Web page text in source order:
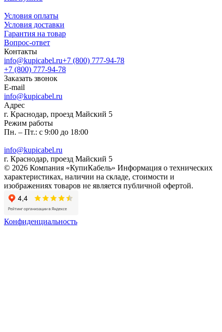
Условия оплаты
Условия доставки
Гарантия на товар
Вопрос-ответ
Контакты
info@kupicabel.ru+7 (800) 777-94-78
+7 (800) 777-94-78
Заказать звонок
E-mail
info@kupicabel.ru
Адрес
г. Краснодар, проезд Майский 5
Режим работы
Пн. – Пт.: с 9:00 до 18:00
info@kupicabel.ru
г. Краснодар, проезд Майский 5
© 2026 Компания «КупиКабель» Информация о технических
характеристиках, наличии на складе, стоимости и
изображениях товаров не является публичной офертой.
Конфиденциальность